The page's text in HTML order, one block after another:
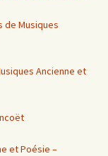
de Musiques
Ancienne et
et Poésie –